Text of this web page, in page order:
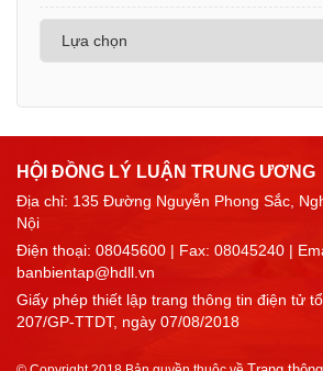
HỘI ĐỒNG LÝ LUẬN TRUNG ƯƠNG
Địa chỉ: 135 Đường Nguyễn Phong Sắc,
Nội
Điện thoại: 08045600 | Fax: 08045240 |
banbientap@hdll.vn
Giấy phép thiết lập trang thông tin điện tử
207/GP-TTDT, ngày 07/08/2018